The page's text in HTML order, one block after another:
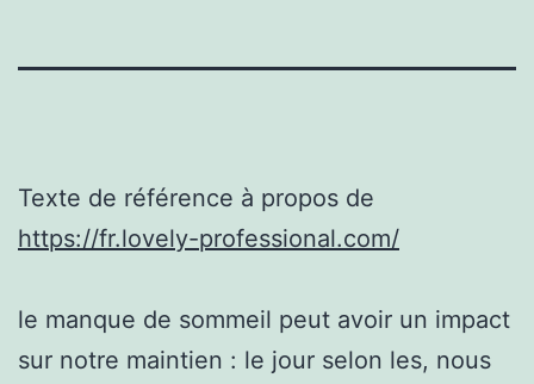
Texte de référence à propos de
https://fr.lovely-professional.com/
le manque de sommeil peut avoir un impact
sur notre maintien : le jour selon les, nous